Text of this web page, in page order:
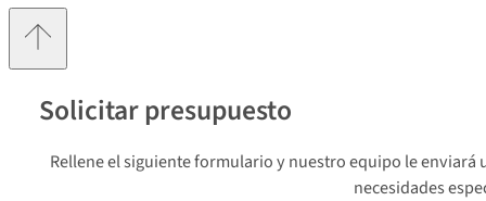
Solicitar presupuesto
Rellene el siguiente formulario y nuestro equipo le
necesidades